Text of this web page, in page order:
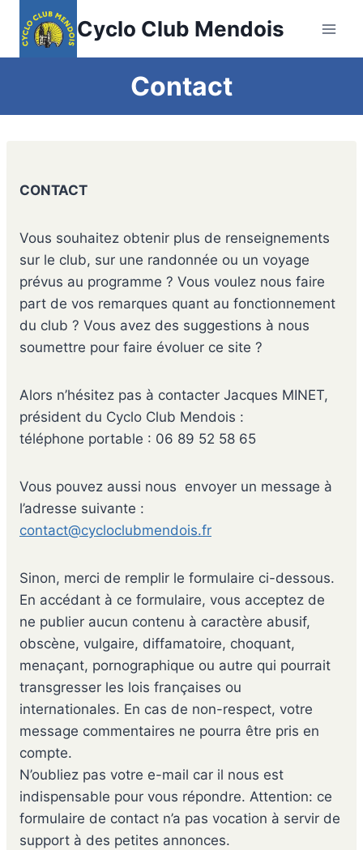
contenu
Cyclo Club Mendois
Contact
CONTACT
Vous souhaitez obtenir plus de renseignements
sur le club, sur une randonnée ou un voyage
prévus au programme ? Vous voulez nous faire
part de vos remarques quant au fonctionnement
du club ? Vous avez des suggestions à nous
soumettre pour faire évoluer ce site ?
Alors n’hésitez pas à contacter Jacques MINET,
président du Cyclo Club Mendois :
téléphone portable : 06 89 52 58 65
Vous pouvez aussi nous envoyer un message à
l’adresse suivante :
contact@cycloclubmendois.fr
Sinon, merci de remplir le formulaire ci-dessous.
En accédant à ce formulaire, vous acceptez de
ne publier aucun contenu à caractère abusif,
obscène, vulgaire, diffamatoire, choquant,
menaçant, pornographique ou autre qui pourrait
transgresser les lois françaises ou
internationales. En cas de non-respect, votre
message commentaires ne pourra être pris en
compte.
N’oubliez pas votre e-mail car il nous est
indispensable pour vous répondre. Attention: ce
formulaire de contact n’a pas vocation à servir de
support à des petites annonces.